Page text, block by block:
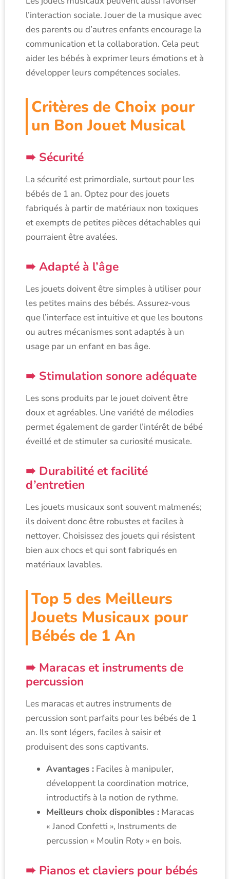
l’interaction sociale. Jouer de la musique avec
des parents ou d’autres enfants encourage la
communication et la collaboration. Cela peut
aider les bébés à exprimer leurs émotions et à
développer leurs compétences sociales.
Critères de Choix pour
un Bon Jouet Musical
Sécurité
La sécurité est primordiale, surtout pour les
bébés de 1 an. Optez pour des jouets
fabriqués à partir de matériaux non toxiques
et exempts de petites pièces détachables qui
pourraient être avalées.
Adapté à l’âge
Les jouets doivent être simples à utiliser pour
les petites mains des bébés. Assurez-vous
que l’interface est intuitive et que les boutons
ou autres mécanismes sont adaptés à un
usage par un enfant en bas âge.
Stimulation sonore adéquate
Les sons produits par le jouet doivent être
doux et agréables. Une variété de mélodies
permet également de garder l’intérêt de bébé
éveillé et de stimuler sa curiosité musicale.
Durabilité et facilité
d’entretien
Les jouets musicaux sont souvent malmenés;
ils doivent donc être robustes et faciles à
nettoyer. Choisissez des jouets qui résistent
bien aux chocs et qui sont fabriqués en
matériaux lavables.
Top 5 des Meilleurs
Jouets Musicaux pour
Bébés de 1 An
Maracas et instruments de
percussion
Les maracas et autres instruments de
percussion sont parfaits pour les bébés de 1
an. Ils sont légers, faciles à saisir et
produisent des sons captivants.
Avantages : Faciles à manipuler,
développent la coordination motrice,
introductifs à la notion de rythme.
Meilleurs choix disponibles : Maracas
« Janod Confetti », Instruments de
percussion « Moulin Roty » en bois.
Pianos et claviers pour bébés